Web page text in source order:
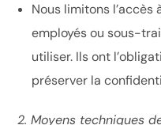
Nous limitons l’accès
employés ou sous-
utiliser. Ils ont
préserver la
2. Moyens techniques